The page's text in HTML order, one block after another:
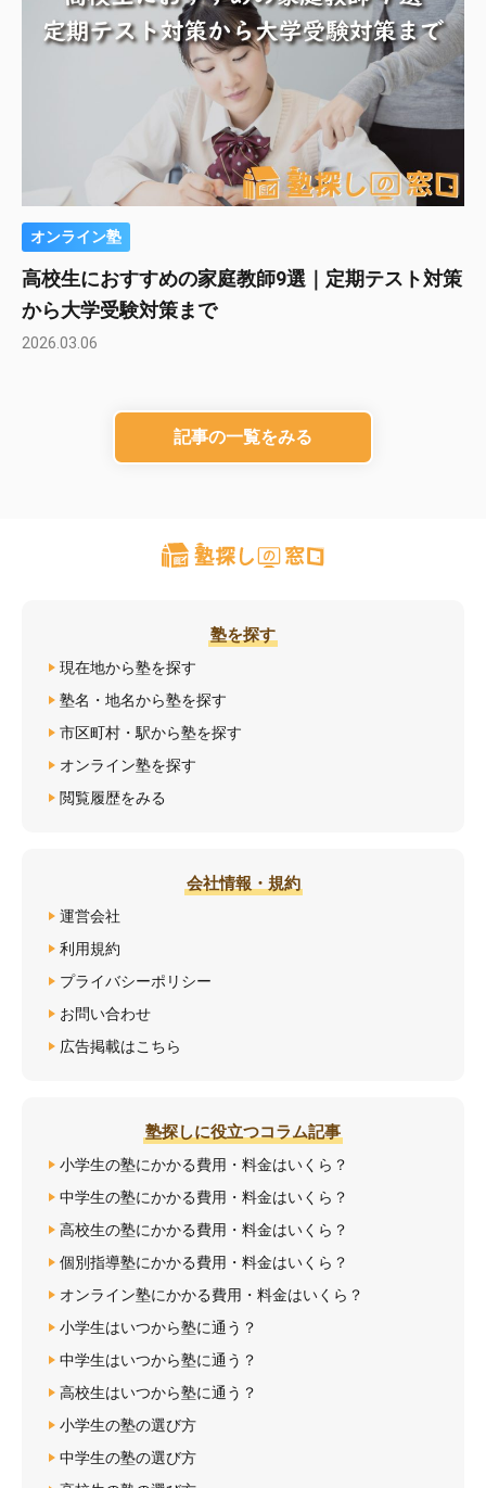
オンライン塾
高校生におすすめの家庭教師9選｜定期テスト対策
から大学受験対策まで
2026.03.06
記事の一覧をみる
塾を探す
現在地から塾を探す
塾名・地名から塾を探す
市区町村・駅から塾を探す
オンライン塾を探す
閲覧履歴をみる
会社情報・規約
運営会社
利用規約
プライバシーポリシー
お問い合わせ
広告掲載はこちら
塾探しに役立つコラム記事
小学生の塾にかかる費用・料金はいくら？
中学生の塾にかかる費用・料金はいくら？
高校生の塾にかかる費用・料金はいくら？
個別指導塾にかかる費用・料金はいくら？
オンライン塾にかかる費用・料金はいくら？
小学生はいつから塾に通う？
中学生はいつから塾に通う？
高校生はいつから塾に通う？
小学生の塾の選び方
中学生の塾の選び方